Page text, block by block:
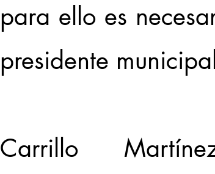
para ello es
presidente
Carrillo